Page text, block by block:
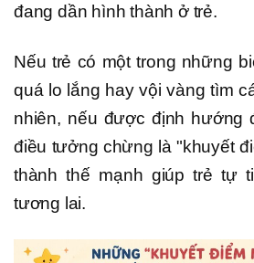
đang dần hình thành ở trẻ.
Nếu trẻ có một trong những
quá lo lắng hay vội vàng tìm
nhiên, nếu được định hướng
điều tưởng chừng là "khuyết
thành thế mạnh giúp trẻ tự
tương lai.